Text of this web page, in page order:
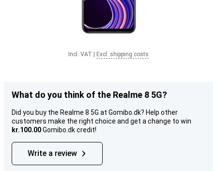
Incl. VAT Excl. shipping costs
What do you think of the Realme 8 5G?
Did you buy the Realme 8 5G at Gomibo.dk? Help other
customers make the right choice and get a change to win
kr.100.00Gomibo.dk credit!
Write a review